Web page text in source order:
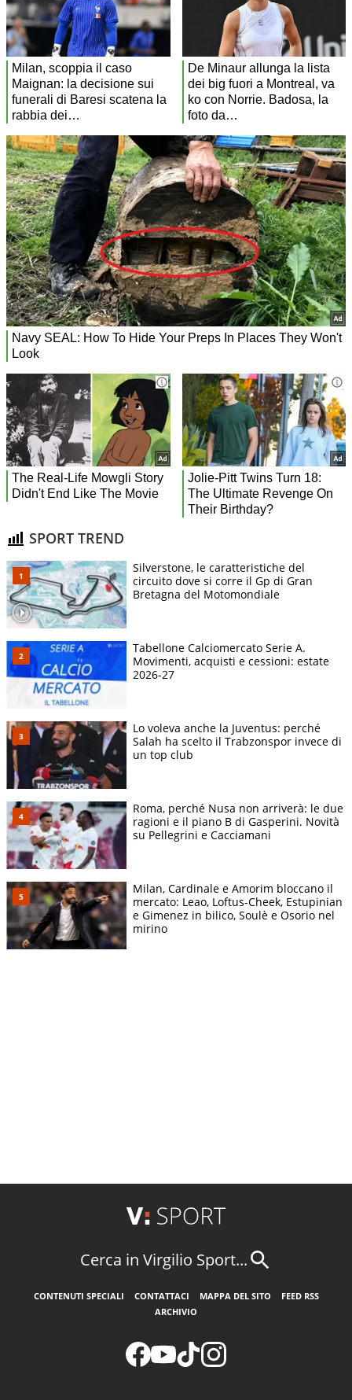
SPORT TREND
Silverstone, le caratteristiche del
circuito dove si corre il Gp di Gran
Bretagna del Motomondiale
Tabellone Calciomercato Serie A.
Movimenti, acquisti e cessioni: estate
2026-27
Lo voleva anche la Juventus: perché
Salah ha scelto il Trabzonspor invece di
un top club
Roma, perché Nusa non arriverà: le due
ragioni e il piano B di Gasperini. Novità
su Pellegrini e Cacciamani
Milan, Cardinale e Amorim bloccano il
mercato: Leao, Loftus-Cheek, Estupinian
e Gimenez in bilico, Soulè e Osorio nel
mirino
Cerca in Virgilio Sport...
CONTENUTI SPECIALI CONTATTACI MAPPA DEL SITO
FEED RSS
ARCHIVIO